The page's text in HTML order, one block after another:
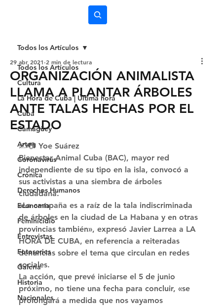
Todos los Artículos
Cultura
La Hora de Cuba | Última hora
Cuba
Camagüey
Arte
Coronavirus
Crónica
Derechos Humanos
Economía
Feminicidio
Entrevistas
Fotoseries
Galería
Historia
Nacionales
Todos los Artículos
ORGANIZACIÓN ANIMALISTA
LLAMA A PLANTAR ÁRBOLES
ANTE TALAS HECHAS POR EL
ESTADO
29 abr 2021 2 min de lectura
✍️📷 Yoe Suárez
Bienestar Animal Cuba (BAC), mayor red
independiente de su tipo en la isla, convocó a
sus activistas a una siembra de árboles
ciudadana.
«La campaña es a raíz de la tala indiscriminada
de árboles en la ciudad de La Habana y en otras
provincias también», expresó Javier Larrea a LA
HORA DE CUBA, en referencia a reiteradas
denuncias sobre el tema que circulan en redes
sociales.
La acción, que prevé iniciarse el 5 de junio
próximo, no tiene una fecha para concluir, «se
prolongará a medida que nos vayamos